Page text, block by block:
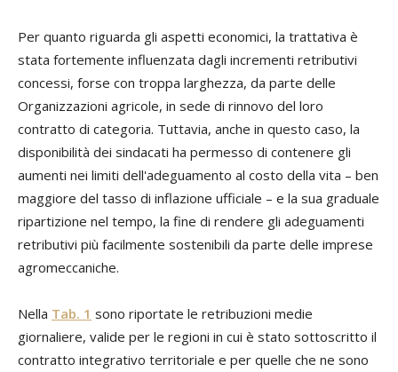
Per quanto riguarda gli aspetti economici, la trattativa è
stata fortemente influenzata dagli incrementi retributivi
concessi, forse con troppa larghezza, da parte delle
Organizzazioni agricole, in sede di rinnovo del loro
contratto di categoria. Tuttavia, anche in questo caso, la
disponibilità dei sindacati ha permesso di contenere gli
aumenti nei limiti dell'adeguamento al costo della vita – ben
maggiore del tasso di inflazione ufficiale – e la sua graduale
ripartizione nel tempo, la fine di rendere gli adeguamenti
retributivi più facilmente sostenibili da parte delle imprese
agromeccaniche.
Nella Tab. 1 sono riportate le retribuzioni medie
giornaliere, valide per le regioni in cui è stato sottoscritto il
contratto integrativo territoriale e per quelle che ne sono